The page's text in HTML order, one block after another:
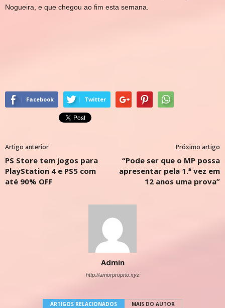
Nogueira, e que chegou ao fim esta semana.
Facebook Twitter
Artigo anterior
PS Store tem jogos para
PlayStation 4 e PS5 com
até 90% OFF
Próximo artigo
“Pode ser que o MP possa
apresentar pela 1.ª vez em
12 anos uma prova”
Admin
http://amorproprio.xyz
ARTIGOS RELACIONADOS MAIS DO AUTOR